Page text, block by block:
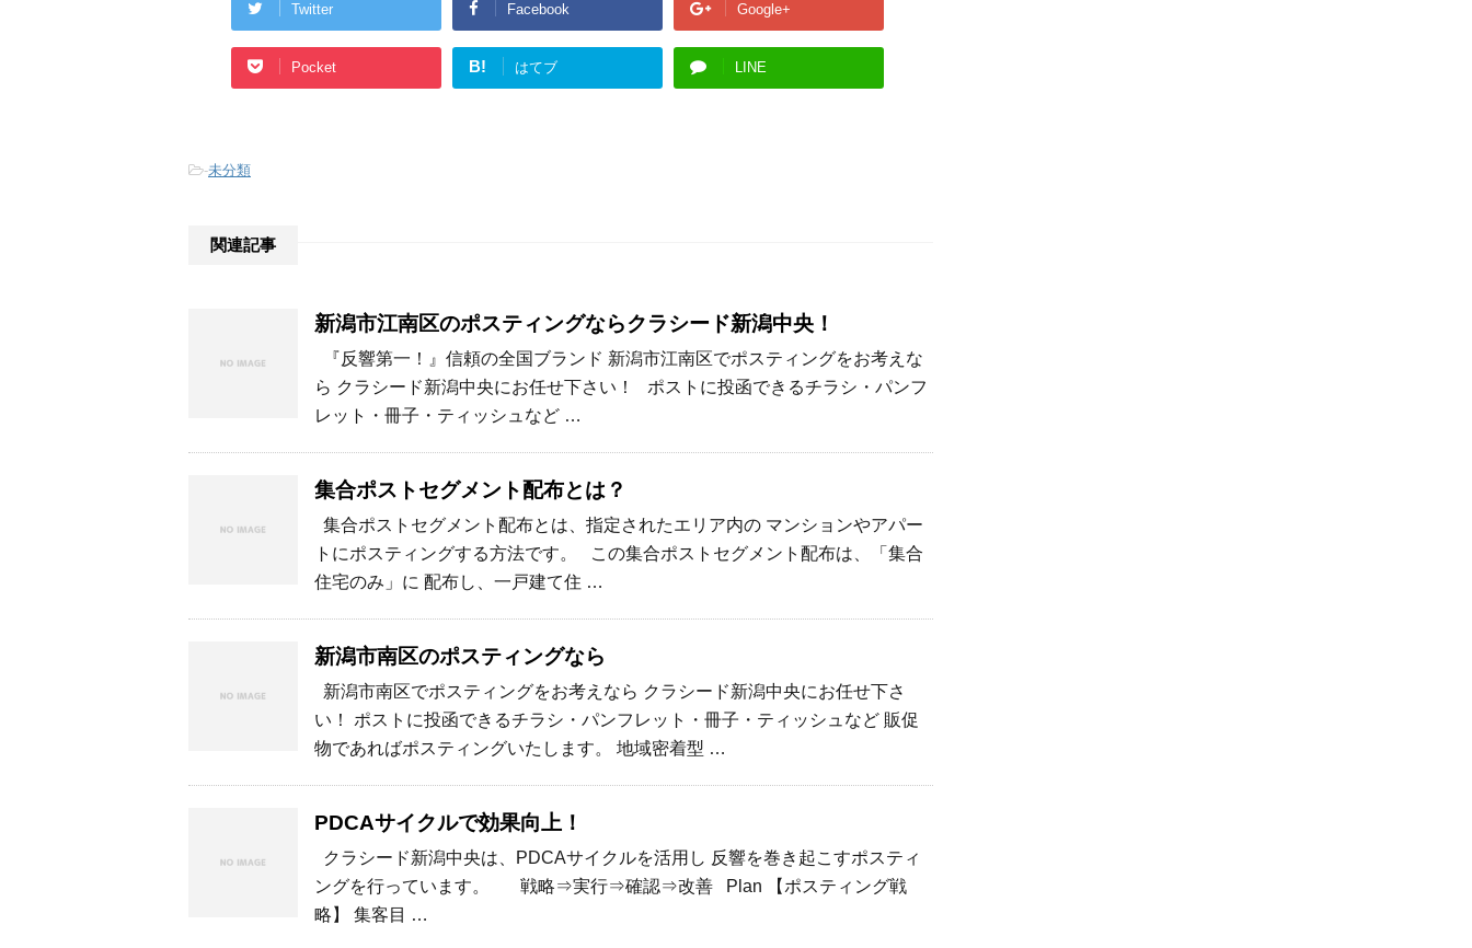
Twitter Facebook Google+
Pocket B! はてブ LINE
-未分類
関連記事
新潟市江南区のポスティングならクラシード新潟中央！
『反響第一！』信頼の全国ブランド 新潟市江南区でポスティングをお考えな
ら クラシード新潟中央にお任せ下さい！ ポストに投函できるチラシ・パンフ
レット・冊子・ティッシュなど …
集合ポストセグメント配布とは？
集合ポストセグメント配布とは、指定されたエリア内の マンションやアパー
トにポスティングする方法です。 この集合ポストセグメント配布は、「集合
住宅のみ」に 配布し、一戸建て住 …
新潟市南区のポスティングなら
新潟市南区でポスティングをお考えなら クラシード新潟中央にお任せ下さ
い！ ポストに投函できるチラシ・パンフレット・冊子・ティッシュなど 販促
物であればポスティングいたします。 地域密着型 …
PDCAサイクルで効果向上！
クラシード新潟中央は、PDCAサイクルを活用し 反響を巻き起こすポスティ
ングを行っています。 戦略⇒実行⇒確認⇒改善 Plan 【ポスティング戦
略】 集客目 …